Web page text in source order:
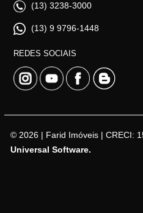
(13) 3238-3000
(13) 9 9796-1448
REDES SOCIAIS
© 2026 | Farid Imóveis | CRECI:
Universal Software.